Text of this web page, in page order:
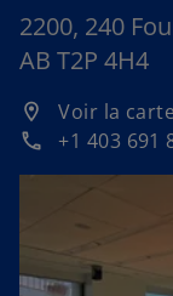
2200, 240
AB T2P 4H4
location_on Voir la
s
’
o
e
phone +1 403 691